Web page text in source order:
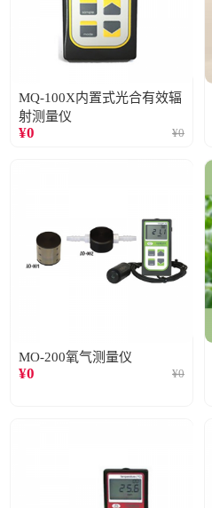
MQ-100X内置式光合有效辐
射测量仪
¥0 ¥0
MO-200氧气测量仪
¥0 ¥0